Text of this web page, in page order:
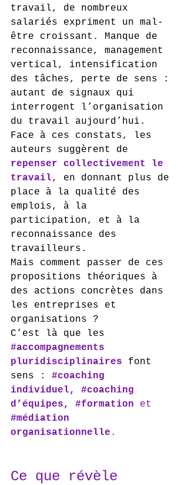
travail, de nombreux
salariés expriment un mal-
être croissant. Manque de
reconnaissance, management
vertical, intensification
des tâches, perte de sens :
autant de signaux qui
interrogent l’organisation
du travail aujourd’hui.
Face à ces constats, les
auteurs suggèrent de
repenser collectivement le
travail, en donnant plus de
place à la qualité des
emplois, à la
participation, et à la
reconnaissance des
travailleurs.
Mais comment passer de ces
propositions théoriques à
des actions concrètes dans
les entreprises et
organisations ?
C’est là que les
#accompagnements
pluridisciplinaires font
sens : #coaching
individuel, #coaching
d’équipes, #formation et
#médiation
organisationnelle .
Ce que révèle